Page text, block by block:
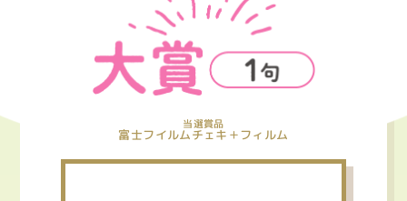
当選賞品
富士フイルムチェキ＋フィルム